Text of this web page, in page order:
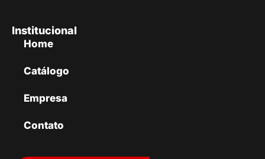
Institucional
Home
Catálogo
Empresa
Contato